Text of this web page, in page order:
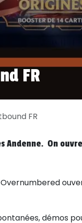
FR
FR
Andenne. On
démos